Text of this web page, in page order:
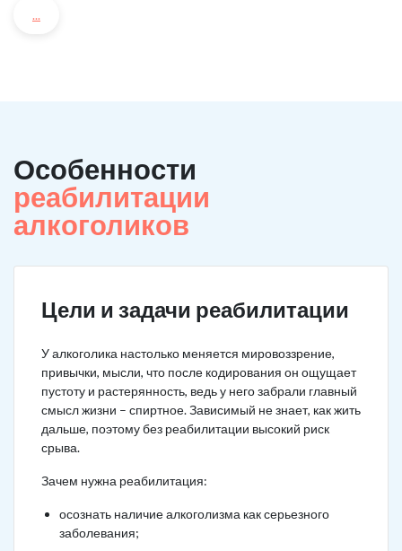
...
Особенности
реабилитации
алкоголиков
Цели и задачи реабилитации
У алкоголика настолько меняется мировоззрение,
привычки, мысли, что после кодирования он ощущает
пустоту и растерянность, ведь у него забрали главный
смысл жизни – спиртное. Зависимый не знает, как жить
дальше, поэтому без реабилитации высокий риск
срыва.
Зачем нужна реабилитация:
осознать наличие алкоголизма как серьезного
заболевания;